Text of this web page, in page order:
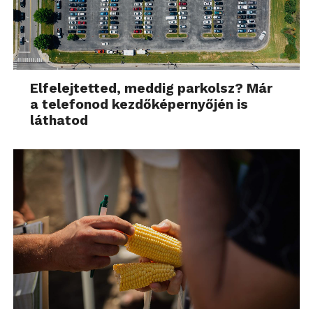
Elfelejtetted, meddig parkolsz? Már
a telefonod kezdőképernyőjén is
láthatod